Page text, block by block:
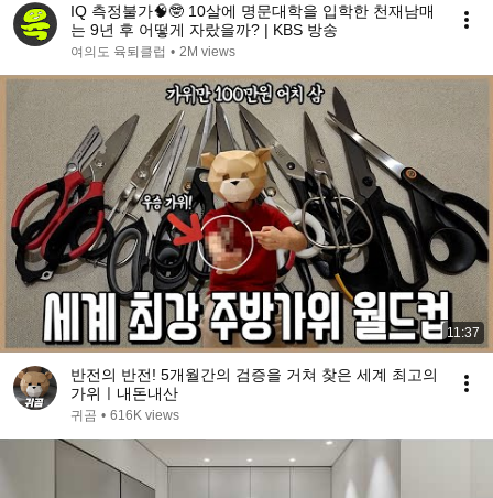
IQ 측정불가🧠🤓 10살에 명문대학을 입학한 천재남매
는 9년 후 어떻게 자랐을까? | KBS 방송
여의도 육퇴클럽 • 2M views
11:37
반전의 반전! 5개월간의 검증을 거쳐 찾은 세계 최고의
가위ㅣ내돈내산
귀곰 • 616K views